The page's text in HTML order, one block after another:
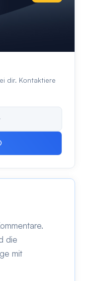
dir. Kontaktiere
die
mit